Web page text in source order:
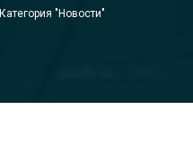
Категория "Новости"